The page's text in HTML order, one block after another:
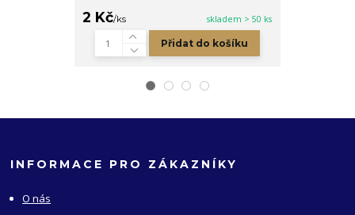
2 Kč/ks skladem > 50 ks
Přidat do košíku
INFORMACE PRO ZÁKAZNÍKY
O nás